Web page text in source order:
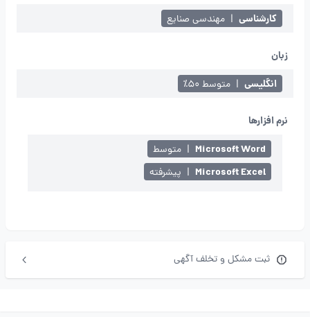
کارشناسی | مهندسی صنایع
زبان
انگلیسی | متوسط ۵۰٪
نرم افزارها
Microsoft Word
| متوسط
Microsoft Excel
| پیشرفته
ثبت مشکل و تخلف آگهی